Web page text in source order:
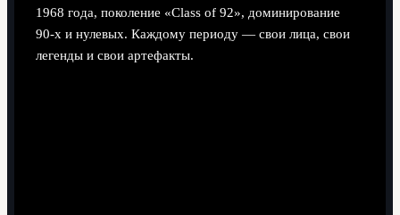
1968 года, поколение «Class of 92», доминирование
90‑х и нулевых. Каждому периоду — свои лица, свои
легенды и свои артефакты.